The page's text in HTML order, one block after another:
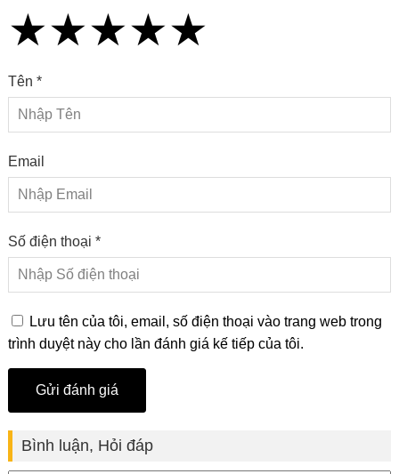
★
★★
★★★
★★★★
★★★★★
Tên *
Email
Số điện thoại *
Lưu tên của tôi, email, số điện thoại vào trang web trong
trình duyệt này cho lần đánh giá kế tiếp của tôi.
Bình luận, Hỏi đáp